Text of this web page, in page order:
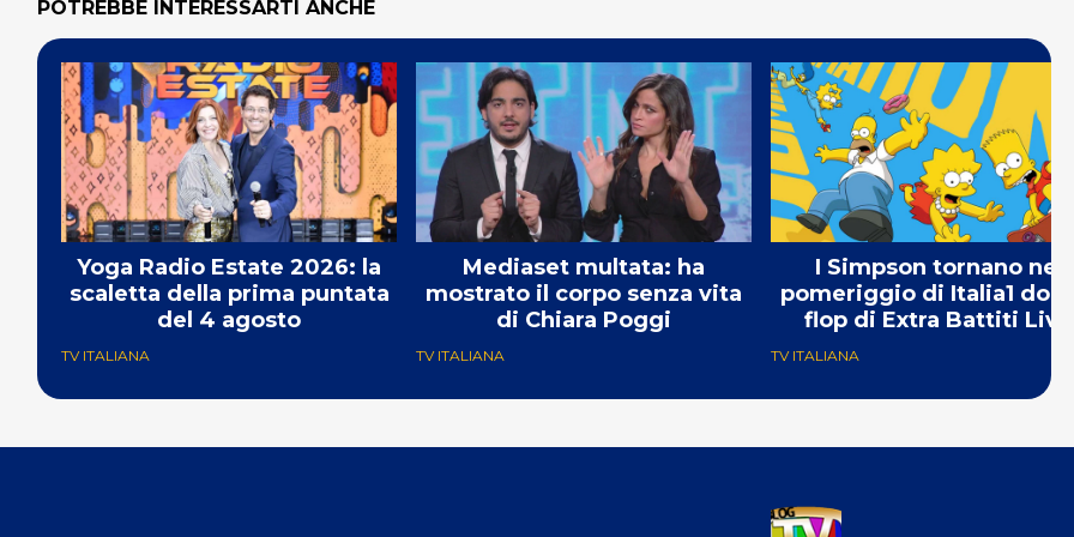
POTREBBE INTERESSARTI ANCHE
Yoga Radio Estate 2026: la
scaletta della prima puntata
del 4 agosto
TV ITALIANA
Mediaset multata: ha
mostrato il corpo senza vita
di Chiara Poggi
TV ITALIANA
I Simpson tornano nel
pomeriggio di Italia1 dopo
flop di Extra Battiti Live
TV ITALIANA